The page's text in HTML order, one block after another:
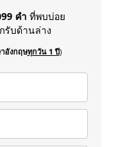
คำ ที่พบบ่อย
รับด้านล่าง
อังกฤษทุกวัน 1 ปี)